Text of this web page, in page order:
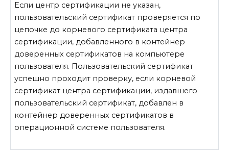
Если центр сертификации не указан,
пользовательский сертификат проверяется по
цепочке до корневого сертификата центра
сертификации, добавленного в контейнер
доверенных сертификатов на компьютере
пользователя. Пользовательский сертификат
успешно проходит проверку, если корневой
сертификат центра сертификации, издавшего
пользовательский сертификат, добавлен в
контейнер доверенных сертификатов в
операционной системе пользователя.